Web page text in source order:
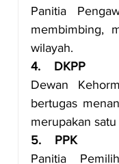
Panitia
membimbing,
wilayah.
4.    DKPP
Dewan
bertugas
merupakan
5.    PPK
Panitia